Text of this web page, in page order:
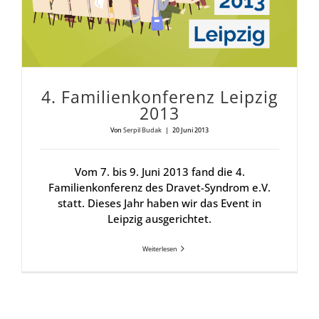
4. Fami­li­en­kon­fe­renz Leip­zig
2013
Von Serpil Budak | 20 Juni 2013
Vom 7. bis 9. Juni 2013 fand die 4.
Familienkonferenz des Dravet-Syndrom e.V.
statt. Dieses Jahr haben wir das Event in
Leipzig ausgerichtet.
Weiterlesen